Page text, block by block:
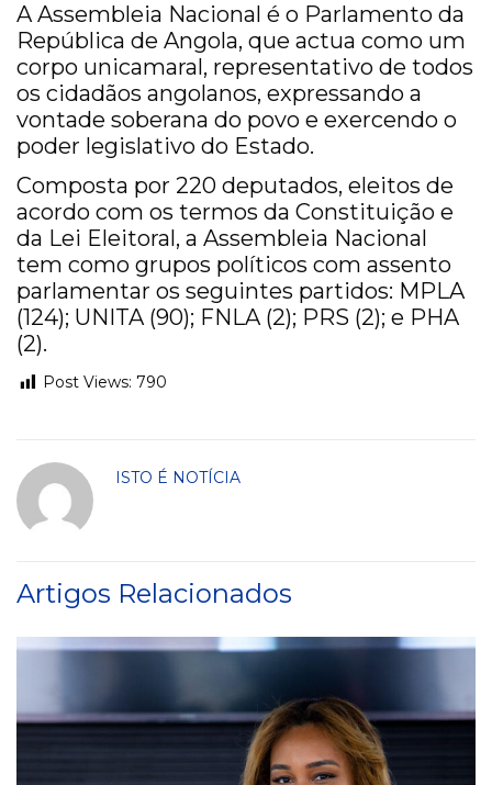
A Assembleia Nacional é o Parlamento da
República de Angola, que actua como um
corpo unicamaral, representativo de todos
os cidadãos angolanos, expressando a
vontade soberana do povo e exercendo o
poder legislativo do Estado.
Composta por 220 deputados, eleitos de
acordo com os termos da Constituição e
da Lei Eleitoral, a Assembleia Nacional
tem como grupos políticos com assento
parlamentar os seguintes partidos: MPLA
(124); UNITA (90); FNLA (2); PRS (2); e PHA
(2).
Post Views: 790
ISTO É NOTÍCIA
Artigos Relacionados